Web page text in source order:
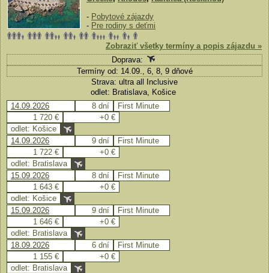
- Pobytové zájazdy
- Pre rodiny s deťmi
Zobraziť všetky termíny a popis zájazdu »
Doprava:
Termíny od: 14.09., 6, 8, 9 dňové
Strava: ultra all Inclusive
odlet: Bratislava, Košice
14.09.2026
8 dní
First Minute
1 720 €
+0 €
odlet: Košice
14.09.2026
9 dní
First Minute
1 722 €
+0 €
odlet: Bratislava
15.09.2026
8 dní
First Minute
1 643 €
+0 €
odlet: Košice
15.09.2026
9 dní
First Minute
1 646 €
+0 €
odlet: Bratislava
18.09.2026
6 dní
First Minute
1 155 €
+0 €
odlet: Bratislava